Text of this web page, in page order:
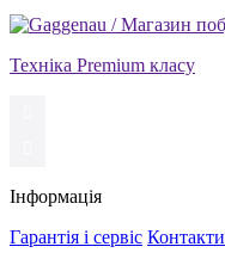
Техніка Premium класу
Інформація
Гарантія і сервіс Контакти